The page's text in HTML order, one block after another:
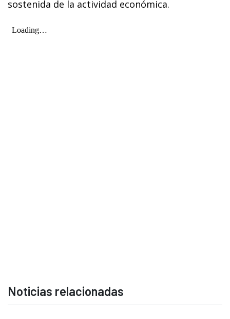
sostenida de la actividad económica.
Noticias relacionadas